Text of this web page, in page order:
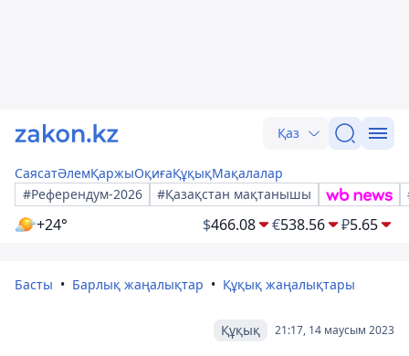
Қаз
СаясатӘлемҚаржыОқиғаҚұқықМақалалар
#Референдум-2026
#Қазақстан мақтанышы
+24° $466.08 €538.56 ₽5.65
Басты Барлық жаңалықтар Құқық жаңалықтары
21:17, 14 маусым 2023
Құқық